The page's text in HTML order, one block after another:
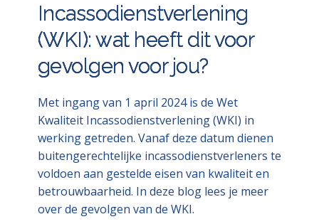
Incassodienstverlening
(WKI): wat heeft dit voor
gevolgen voor jou?
Met ingang van 1 april 2024 is de Wet
Kwaliteit Incassodienstverlening (WKI) in
werking getreden. Vanaf deze datum dienen
buitengerechtelijke incassodienstverleners te
voldoen aan gestelde eisen van kwaliteit en
betrouwbaarheid. In deze blog lees je meer
over de gevolgen van de WKI.